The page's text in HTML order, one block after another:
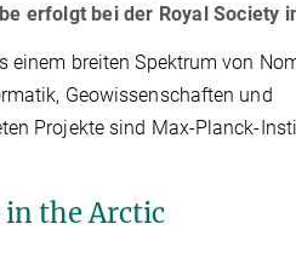
erfolgt bei der Royal Society
einem breiten Spektrum von
Geowissenschaften und
Projekte sind Max-Planck-
in the Arctic